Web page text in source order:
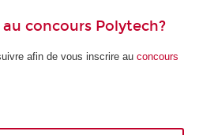
concours Polytech?
afin de vous inscrire au concours